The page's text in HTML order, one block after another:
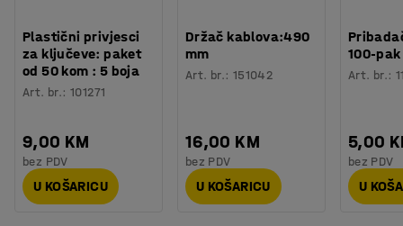
Plastični privjesci
za ključeve: paket
od 50 kom : 5 boja
Art. br.:101271
9,00 KM
bez PDV
U KOŠARICU
Držač kablova:490
mm
Art. br.: 151042
16,00 KM
bez PDV
U KOŠARICU
100-pak
Art. br.:
5,00
bez PDV
U